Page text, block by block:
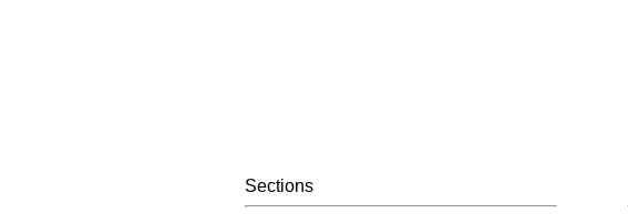
Sections